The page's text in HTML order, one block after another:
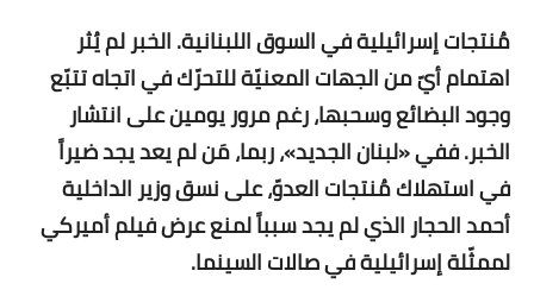
مُنتجات إسرائيلية في السوق اللبنانية. الخبر لم يُثر
اهتمام أيّ من الجهات المعنيّة للتحرّك في اتجاه تتبّع
وجود البضائع وسحبها، رغم مرور يومين على انتشار
الخبر. ففي «لبنان الجديد»، ربما، مَن لم يعد يجد ضيراً
في استهلاك مُنتجات العدوّ، على نسق وزير الداخلية
أحمد الحجار الذي لم يجد سبباً لمنع عرض فيلم أميركي
لممثّلة إسرائيلية في صالات السينما.